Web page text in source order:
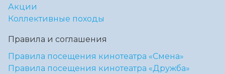
Акции
Коллективные походы
Правила и соглашения
Правила посещения кинотеатра «Смена»
Правила посещения кинотеатра «Дружба»